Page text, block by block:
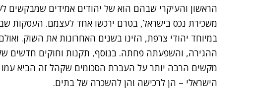
הראשון והעיקרי שבהם הוא של יהודים אמידים שמבקשים
משכירת נכס בישראל, בטרם ירכשו אחד לעצמם. העסקות
במיוחד יהודי צרפת, הזינו בשנים האחרונות את השוק.
ההגירה, והשפעתה פחתה. בנוסף, תקנות וחוקים חדשים
מקשים הרבה יותר על העברת הסכומים שקהל זה הביא עמו
הישראלי – הן לרכישה והן להשכרה של בתים.